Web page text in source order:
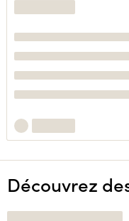
Découvrez